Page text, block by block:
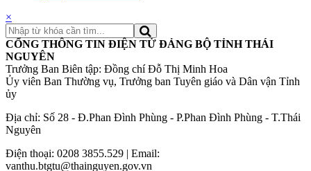
×
CỔNG THÔNG TIN ĐIỆN TỬ ĐẢNG BỘ TỈNH THÁI
NGUYÊN
Trưởng Ban Biên tập: Đồng chí Đỗ Thị Minh Hoa
Ủy viên Ban Thường vụ, Trưởng ban Tuyên giáo và Dân vận Tỉnh
ủy
Địa chỉ: Số 28 - Đ.Phan Đình Phùng - P.Phan Đình Phùng - T.Thái
Nguyên
Điện thoại: 0208 3855.529 | Email:
vanthu.btgtu@thainguyen.gov.vn